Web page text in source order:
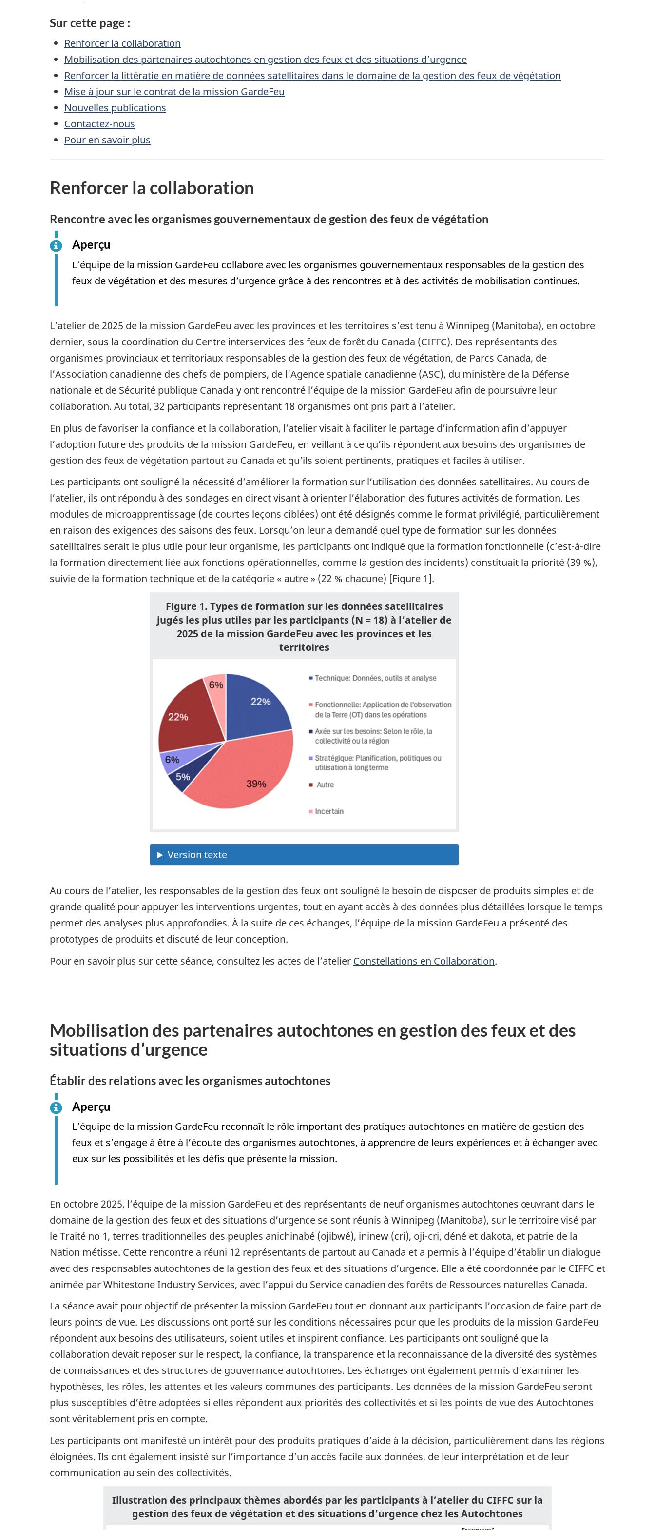
Sur cette page :
Renforcer la collaboration
Mobilisation des partenaires autochtones en gestion des feux et des situations d’urgence
Renforcer la littératie en matière de données satellitaires dans le domaine de la gestion des feux de végétation
Mise à jour sur le contrat de la mission GardeFeu
Nouvelles publications
Contactez-nous
Pour en savoir plus
Renforcer la collaboration
Rencontre avec les organismes gouvernementaux de gestion des feux de végétation
Aperçu
L’équipe de la mission GardeFeu collabore avec les organismes gouvernementaux responsables de la gestion des
feux de végétation et des mesures d’urgence grâce à des rencontres et à des activités de mobilisation continues.
L’atelier de 2025 de la mission GardeFeu avec les provinces et les territoires s’est tenu à Winnipeg (Manitoba), en octobre
dernier, sous la coordination du Centre interservices des feux de forêt du Canada (CIFFC). Des représentants des
organismes provinciaux et territoriaux responsables de la gestion des feux de végétation, de Parcs Canada, de
l’Association canadienne des chefs de pompiers, de l’Agence spatiale canadienne (ASC), du ministère de la Défense
nationale et de Sécurité publique Canada y ont rencontré l’équipe de la mission GardeFeu afin de poursuivre leur
collaboration. Au total, 32 participants représentant 18 organismes ont pris part à l’atelier.
En plus de favoriser la confiance et la collaboration, l’atelier visait à faciliter le partage d’information afin d’appuyer
l’adoption future des produits de la mission GardeFeu, en veillant à ce qu’ils répondent aux besoins des organismes de
gestion des feux de végétation partout au Canada et qu’ils soient pertinents, pratiques et faciles à utiliser.
Les participants ont souligné la nécessité d’améliorer la formation sur l’utilisation des données satellitaires. Au cours de
l’atelier, ils ont répondu à des sondages en direct visant à orienter l’élaboration des futures activités de formation. Les
modules de microapprentissage (de courtes leçons ciblées) ont été désignés comme le format privilégié, particulièrement
en raison des exigences des saisons des feux. Lorsqu’on leur a demandé quel type de formation sur les données
satellitaires serait le plus utile pour leur organisme, les participants ont indiqué que la formation fonctionnelle (c’est-à-dire
la formation directement liée aux fonctions opérationnelles, comme la gestion des incidents) constituait la priorité (39 %),
suivie de la formation technique et de la catégorie « autre » (22 % chacune) [Figure 1].
Figure 1. Types de formation sur les données satellitaires
jugés les plus utiles par les participants (N = 18) à l’atelier de
2025 de la mission GardeFeu avec les provinces et les
territoires
Au cours de l’atelier, les responsables de la gestion des feux ont souligné le besoin de disposer de produits simples et de
grande qualité pour appuyer les interventions urgentes, tout en ayant accès à des données plus détaillées lorsque le temps
permet des analyses plus approfondies. À la suite de ces échanges, l’équipe de la mission GardeFeu a présenté des
prototypes de produits et discuté de leur conception.
Pour en savoir plus sur cette séance, consultez les actes de l’atelier Constellations en Collaboration.
Mobilisation des partenaires autochtones en gestion des feux et des
situations d’urgence
Établir des relations avec les organismes autochtones
Aperçu
L’équipe de la mission GardeFeu reconnaît le rôle important des pratiques autochtones en matière de gestion des
feux et s’engage à être à l’écoute des organismes autochtones, à apprendre de leurs expériences et à échanger avec
eux sur les possibilités et les défis que présente la mission.
En octobre 2025, l’équipe de la mission GardeFeu et des représentants de neuf organismes autochtones œuvrant dans le
domaine de la gestion des feux et des situations d’urgence se sont réunis à Winnipeg (Manitoba), sur le territoire visé par
le Traité no 1, terres traditionnelles des peuples anichinabé (ojibwé), ininew (cri), oji-cri, déné et dakota, et patrie de la
Nation métisse. Cette rencontre a réuni 12 représentants de partout au Canada et a permis à l’équipe d’établir un dialogue
avec des responsables autochtones de la gestion des feux et des situations d’urgence. Elle a été coordonnée par le CIFFC et
animée par Whitestone Industry Services, avec l’appui du Service canadien des forêts de Ressources naturelles Canada.
La séance avait pour objectif de présenter la mission GardeFeu tout en donnant aux participants l’occasion de faire part de
leurs points de vue. Les discussions ont porté sur les conditions nécessaires pour que les produits de la mission GardeFeu
répondent aux besoins des utilisateurs, soient utiles et inspirent confiance. Les participants ont souligné que la
collaboration devait reposer sur le respect, la confiance, la transparence et la reconnaissance de la diversité des systèmes
de connaissances et des structures de gouvernance autochtones. Les échanges ont également permis d’examiner les
hypothèses, les rôles, les attentes et les valeurs communes des participants. Les données de la mission GardeFeu seront
plus susceptibles d’être adoptées si elles répondent aux priorités des collectivités et si les points de vue des Autochtones
sont véritablement pris en compte.
Les participants ont manifesté un intérêt pour des produits pratiques d’aide à la décision, particulièrement dans les régions
éloignées. Ils ont également insisté sur l’importance d’un accès facile aux données, de leur interprétation et de leur
communication au sein des collectivités.
Illustration des principaux thèmes abordés par les participants à l’atelier du CIFFC sur la
gestion des feux de végétation et des situations d’urgence chez les Autochtones